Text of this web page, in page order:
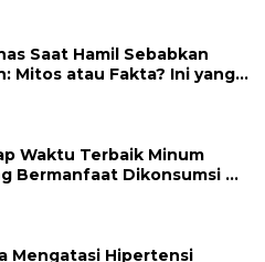
Saat Hamil Sebabkan
Mitos atau Fakta? Ini yang
Waktu Terbaik Minum
Bermanfaat Dikonsumsi di
Mengatasi Hipertensi